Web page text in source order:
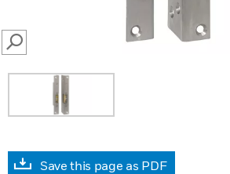
SEARCH
Save this page as PDF